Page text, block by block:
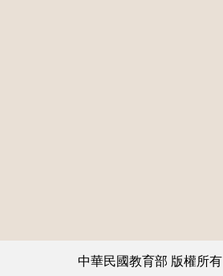
中華民國教育部 版權所有